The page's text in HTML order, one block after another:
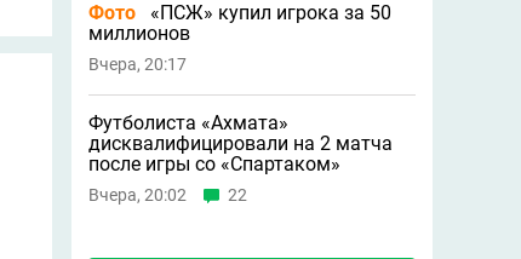
Фото
«ПСЖ» купил игрока за 50
миллионов
Вчера, 20:17
Футболиста «Ахмата»
дисквалифицировали на 2 матча
после игры со «Спартаком»
Вчера, 20:02 22